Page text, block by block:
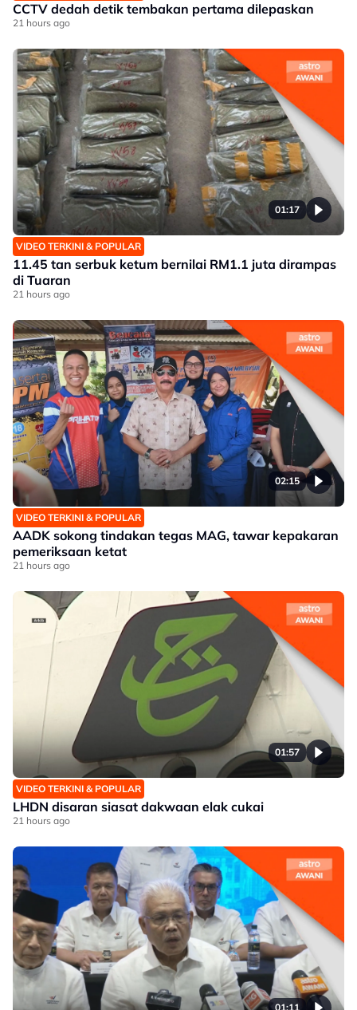
CCTV dedah detik tembakan pertama dilepaskan
21 hours ago
01:17
VIDEO TERKINI & POPULAR
11.45 tan serbuk ketum bernilai RM1.1 juta dirampas
di Tuaran
21 hours ago
02:15
VIDEO TERKINI & POPULAR
AADK sokong tindakan tegas MAG, tawar kepakaran
pemeriksaan ketat
21 hours ago
01:57
VIDEO TERKINI & POPULAR
LHDN disaran siasat dakwaan elak cukai
21 hours ago
01:11